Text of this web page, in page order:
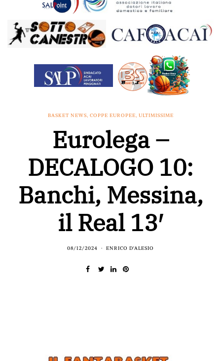
BASKET NEWS, COPPE EUROPEE, ULTIMISSIME
Eurolega –
DECALOGO 10:
Banchi, Messina,
il Real 13′
08/12/2024 ENRICO D'ALESIO